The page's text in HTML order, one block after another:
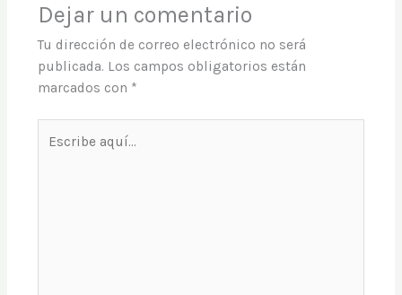
Dejar un comentario
Tu dirección de correo electrónico no será
publicada. Los campos obligatorios están
marcados con *
aquí...